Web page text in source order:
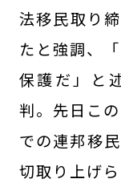
法移民取り
たと強調、
保護だ」と
判。先日こ
での連邦移
切取り上げ